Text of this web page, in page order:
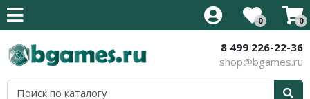
0 0
8 499 226-22-36
shop@bgames.ru
Все товары
Стратегии на английском
Все товары
Новинки
Все товары
Активити / Activity
Все товары
500 злобных карт
Все товары
Иннистрад: Багровая Клятва
Все товары
Аксессуары
Все товары
Наборы протекторов
Все товары
Уцененный товар